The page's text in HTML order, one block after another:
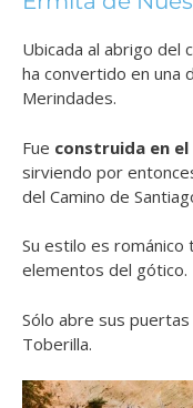
Ubicada al abrigo del
ha convertido en una
Merindades.
Fue construida en el
sirviendo por
del Camino de
Su estilo es
elementos del gótico.
Sólo abre sus
Toberilla.